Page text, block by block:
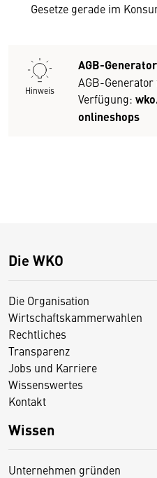
Gesetze gerade im
Hinweis
AGB-
AGB-
Verfügung:
onlineshops
Die WKO
Die Organisation
Wirtschaftskammerwahlen
Rechtliches
Transparenz
Jobs und Karriere
Wissenswertes
Kontakt
Wissen
Unternehmen gründen